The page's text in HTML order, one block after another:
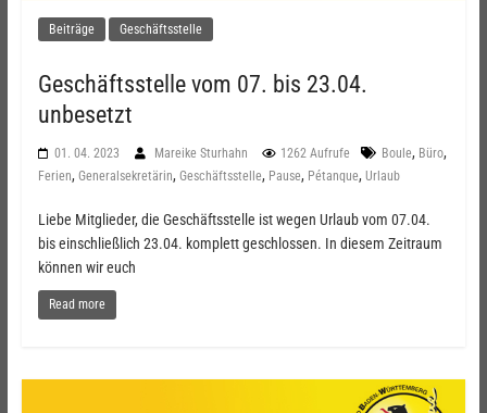
Beiträge Geschäftsstelle
Geschäftsstelle vom 07. bis 23.04.
unbesetzt
01. 04. 2023 Mareike Sturhahn 1262 Aufrufe Boule, Büro,
Ferien, Generalsekretärin, Geschäftsstelle, Pause, Pétanque, Urlaub
Liebe Mitglieder, die Geschäftsstelle ist wegen Urlaub vom 07.04.
bis einschließlich 23.04. komplett geschlossen. In diesem Zeitraum
können wir euch
Read more